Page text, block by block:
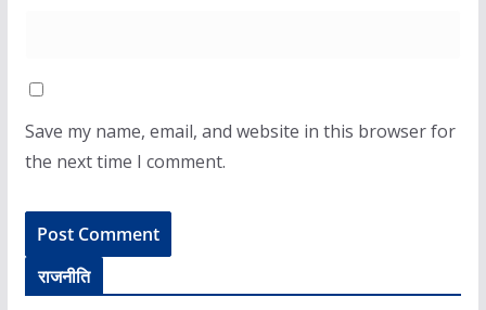
Save my name, email, and website in this browser for
the next time I comment.
राजनीति